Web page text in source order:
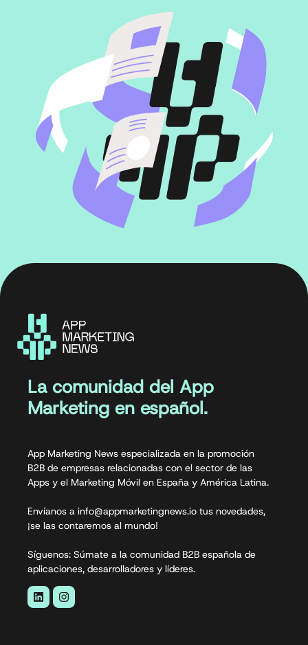
La comunidad del App
Marketing en español.
App Marketing News especializada en la promoción
B2B de empresas relacionadas con el sector de las
Apps y el Marketing Móvil en España y América Latina.
Envíanos a info@appmarketingnews.io tus novedades,
¡se las contaremos al mundo!
Síguenos: Súmate a la comunidad B2B española de
aplicaciones, desarrolladores y líderes.